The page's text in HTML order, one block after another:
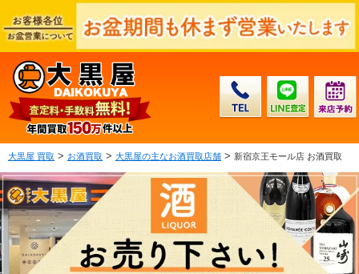
大黒屋 買取 > お酒買取 > 大黒屋の主なお酒買取店舗 > 新宿京王モール店 お酒買取